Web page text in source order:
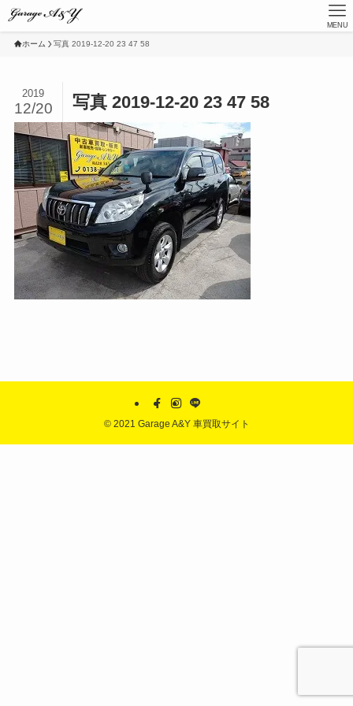
MENU
ホーム 写真 2019-12-20 23 47 58
写真 2019-12-20 23 47 58
2019
12/20
©2021 Garage A&Y 車買取サイト